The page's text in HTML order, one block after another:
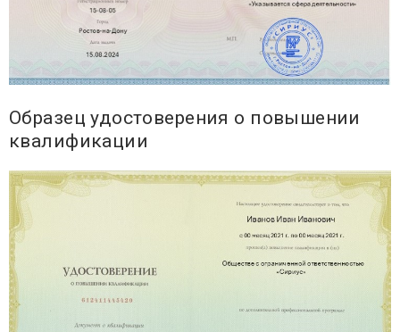
Образец удостоверения о повышении
квалификации